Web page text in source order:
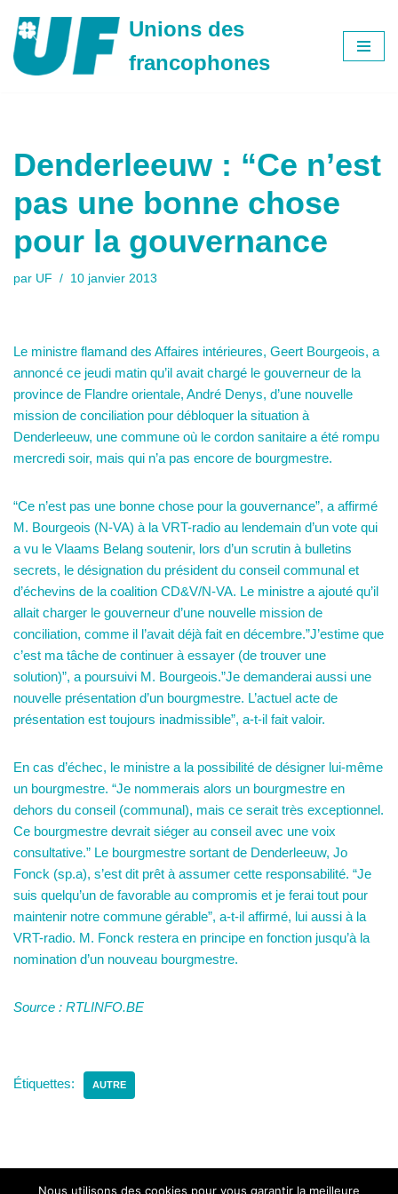
Aller
au
Unions des
francophones
Denderleeuw : “Ce n’est
pas une bonne chose
pour la gouvernance
par UF 10 janvier 2013
Le ministre flamand des Affaires intérieures, Geert Bourgeois, a
annoncé ce jeudi matin qu’il avait chargé le gouverneur de la
province de Flandre orientale, André Denys, d’une nouvelle
mission de conciliation pour débloquer la situation à
Denderleeuw, une commune où le cordon sanitaire a été rompu
mercredi soir, mais qui n’a pas encore de bourgmestre.
“Ce n’est pas une bonne chose pour la gouvernance”, a affirmé
M. Bourgeois (N-VA) à la VRT-radio au lendemain d’un vote qui
a vu le Vlaams Belang soutenir, lors d’un scrutin à bulletins
secrets, le désignation du président du conseil communal et
d’échevins de la coalition CD&V/N-VA. Le ministre a ajouté qu’il
allait charger le gouverneur d’une nouvelle mission de
conciliation, comme il l’avait déjà fait en décembre.”J’estime que
c’est ma tâche de continuer à essayer (de trouver une
solution)”, a poursuivi M. Bourgeois.”Je demanderai aussi une
nouvelle présentation d’un bourgmestre. L’actuel acte de
présentation est toujours inadmissible”, a-t-il fait valoir.
En cas d’échec, le ministre a la possibilité de désigner lui-même
un bourgmestre. “Je nommerais alors un bourgmestre en
dehors du conseil (communal), mais ce serait très exceptionnel.
Ce bourgmestre devrait siéger au conseil avec une voix
consultative.” Le bourgmestre sortant de Denderleeuw, Jo
Fonck (sp.a), s’est dit prêt à assumer cette responsabilité. “Je
suis quelqu’un de favorable au compromis et je ferai tout pour
maintenir notre commune gérable”, a-t-il affirmé, lui aussi à la
VRT-radio. M. Fonck restera en principe en fonction jusqu’à la
nomination d’un nouveau bourgmestre.
Source : RTLINFO.BE
Étiquettes: AUTRE
Nous utilisons des cookies pour vous garantir la meilleure